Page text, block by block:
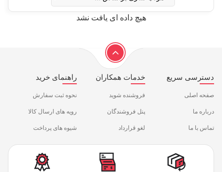
هیچ داده ای یافت نشد
دسترسی سریع
صفحه اصلی
درباره ما
تماس با ما
خدمات همکاران
فروشنده شوید
پنل فروشندگان
لغو قرارداد
راهنمای خرید
نحوه ثبت سفارش
رویه های ارسال کالا
شیوه های پرداخت